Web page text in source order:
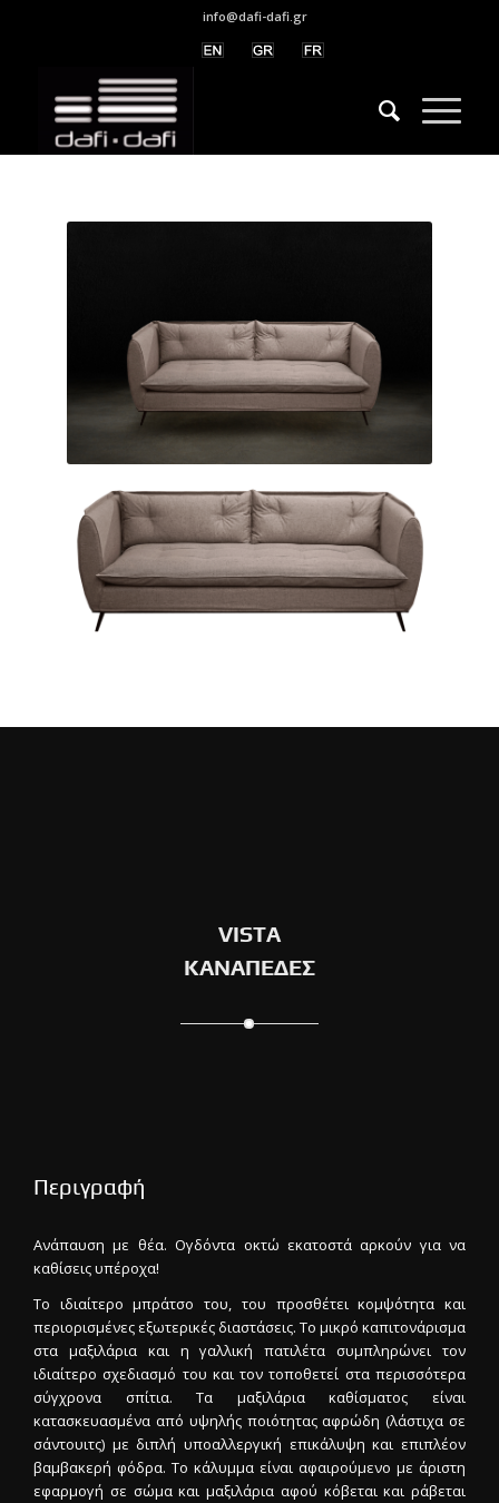
info@dafi-dafi.gr
VISTA
ΚΑΝΑΠΕΔΕΣ
Περιγραφή
Ανάπαυση με θέα. Ογδόντα οκτώ εκατοστά αρκούν για να
καθίσεις υπέροχα!
Το ιδιαίτερο μπράτσο του, του προσθέτει κομψότητα και
περιορισμένες εξωτερικές διαστάσεις. Το μικρό καπιτονάρισμα
στα μαξιλάρια και η γαλλική πατιλέτα συμπληρώνει τον
ιδιαίτερο σχεδιασμό του και τον τοποθετεί στα περισσότερα
σύγχρονα σπίτια. Τα μαξιλάρια καθίσματος είναι
κατασκευασμένα από υψηλής ποιότητας αφρώδη (λάστιχα σε
σάντουιτς) με διπλή υποαλλεργική επικάλυψη και επιπλέον
βαμβακερή φόδρα. Το κάλυμμα είναι αφαιρούμενο με άριστη
εφαρμογή σε σώμα και μαξιλάρια αφού κόβεται και ράβεται